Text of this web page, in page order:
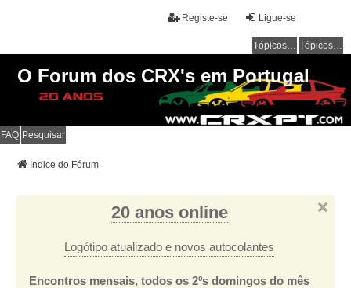
Ligue-se
Registe-se
Tópicos sem resposta Tópicos ativos
O Forum dos CRX's em Portugal
FAQ Pesquisar
Índice do Fórum
20 anos online
Logótipo atualizado e novos autocolantes
Encontros mensais, todos os 2ºs domingos do mês